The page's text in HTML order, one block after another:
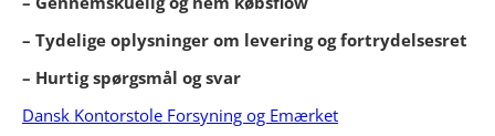
– Tydelige oplysninger om levering og fortrydelsesret
– Hurtig spørgsmål og svar
Dansk Kontorstole Forsyning og Emærket